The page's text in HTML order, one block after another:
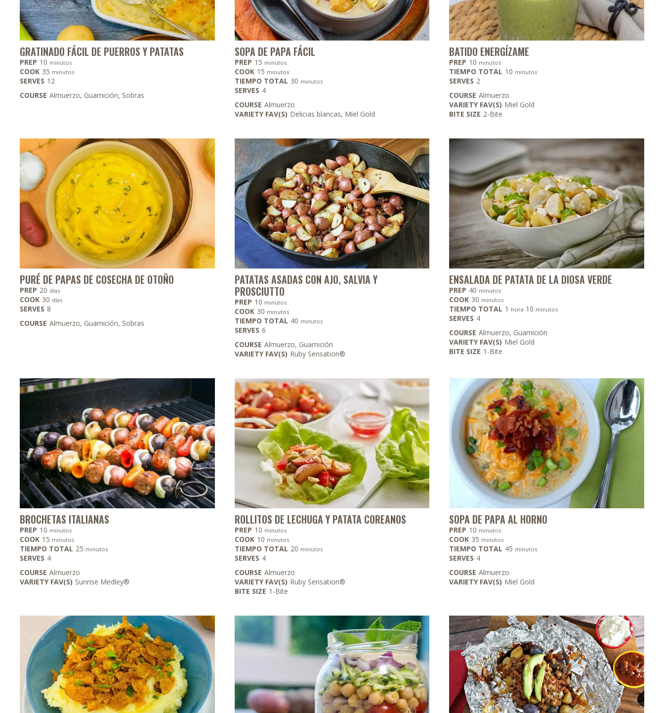
GRATINADO FÁCIL DE PUERROS Y PATATAS
PREP 10 minutos
minutos
COOK 35 minutos
minutos
SERVES 12
COURSE Almuerzo, Guarnición, Sobras
SOPA DE PAPA FÁCIL
PREP 15minutos
minutos
COOK 15minutos
minutos
TIEMPO TOTAL 30minutos
minutos
SERVES 4
COURSE Almuerzo
VARIETY FAV(S) Delicias blancas, Miel Gold
BATIDO ENERGÍZAME
PREP 10 minutos
minutos
TIEMPO TOTAL 10 minutos
minutos
SERVES 2
COURSE Almuerzo
VARIETY FAV(S) Miel Gold
BITE SIZE 2-Bite
PURÉ DE PAPAS DE COSECHA DE OTOÑO
PREP 20 días
días
COOK 30 días
días
SERVES 8
COURSE Almuerzo, Guarnición, Sobras
PATATAS ASADAS CON AJO, SALVIA Y
PROSCIUTTO
PREP 10minutos
minutos
COOK 30minutos
minutos
TIEMPO TOTAL 40minutos
minutos
SERVES 6
COURSE Almuerzo, Guarnición
VARIETY FAV(S) Ruby Sensation®
ENSALADA DE PATATA DE LA DIOSA VERDE
PREP 40 minutos
minutos
COOK 30 minutos
minutos
TIEMPO TOTAL 1 hora
hora 10 minutos
minutos
SERVES 4
COURSE Almuerzo, Guarnición
VARIETY FAV(S) Miel Gold
BITE SIZE 1-Bite
BROCHETAS ITALIANAS
PREP 10 minutos
minutos
COOK 15 minutos
minutos
TIEMPO TOTAL 25 minutos
minutos
SERVES 4
COURSE Almuerzo
VARIETY FAV(S) Sunrise Medley®
ROLLITOS DE LECHUGA Y PATATA COREANOS
PREP 10minutos
minutos
COOK 10minutos
minutos
TIEMPO TOTAL 20minutos
minutos
SERVES 4
COURSE Almuerzo
VARIETY FAV(S) Ruby Sensation®
BITE SIZE 1-Bite
SOPA DE PAPA AL HORNO
PREP 10 minutos
minutos
COOK 35 minutos
minutos
TIEMPO TOTAL 45 minutos
minutos
SERVES 4
COURSE Almuerzo
VARIETY FAV(S) Miel Gold